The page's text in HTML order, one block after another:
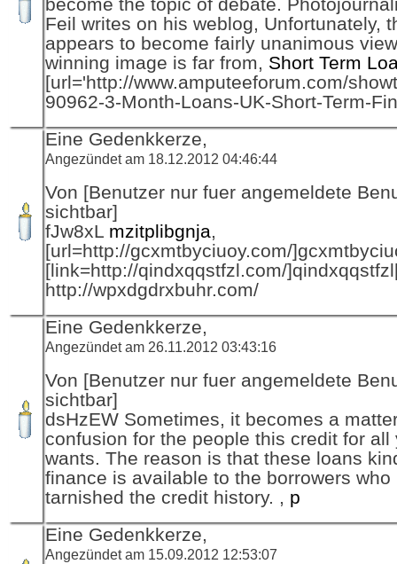
become the topic of debate.
Feil writes on his weblog, Unfortunately,
appears to become fairly unanimous
winning image is far from, Short Term
[url='http://www.amputeeforum.com/
90962-3-Month-Loans-UK-Short-Term-
Eine Gedenkkerze,
Angezündet am 18.12.2012 04:46:44
Von [Benutzer nur fuer angemeldete
sichtbar]
fJw8xL mzitplibgnja,
[url=http://gcxmtbyciuoy.com/
[link=http://qindxqqstfzl.com/
http://wpxdgdrxbuhr.com/
Eine Gedenkkerze,
Angezündet am 26.11.2012 03:43:16
Von [Benutzer nur fuer angemeldete
sichtbar]
dsHzEW Sometimes, it becomes a
confusion for the people this credit for all
wants. The reason is that these loans
finance is available to the borrowers who
tarnished the credit history. , p
Eine Gedenkkerze,
Angezündet am 15.09.2012 12:53:07